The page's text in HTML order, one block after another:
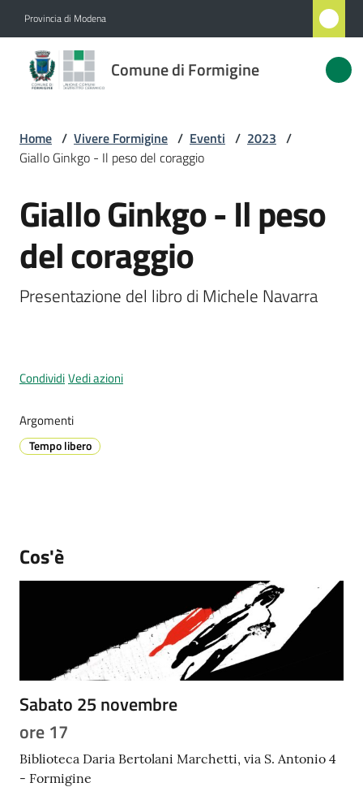
Provincia di Modena
Comune di Formigine
Comune
di
Novità
Servizi
Vivere
Prenotazione
appuntamenti
e
o
Tutti
gli
Home / Vivere Formigine / Eventi / 2023 /
Giallo Ginkgo - Il peso del coraggio
Salta al contenuto
Giallo Ginkgo - Il peso
del coraggio
CondividiVedi azioni
Argomenti
Tempo libero
Cos'è
Sabato 25 novembre
ore 17
Biblioteca Daria Bertolani Marchetti, via S. Antonio 4
- Formigine